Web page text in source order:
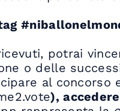
potrai
o delle
al
),